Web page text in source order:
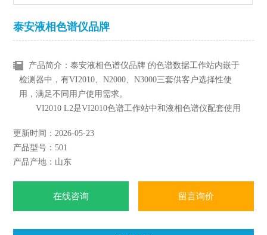
泰安液相色谱仪品牌
产品简介：泰安液相色谱仪品牌 的色谱数据工作站内嵌于
检测器中，有VI2010、N2000、N3000三套供客户选择性使
用，满足不同用户使用需求。
VI2010 L2是VI2010色谱工作站中和液相色谱仪配套使用
置、电子签名、审计追踪、设备监控、系统适应性评价、组分
验证、时间程序等功能，符合GLP/GMP 、FDA 、21CFR Part
Ⅱ，化
更新时间：2026-05-23
产品型号：501
产品产地：山东
在线咨询 留言询价